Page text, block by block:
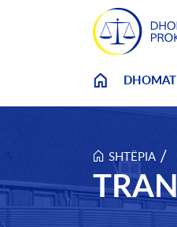
Skip to main content
SHTËPIA /